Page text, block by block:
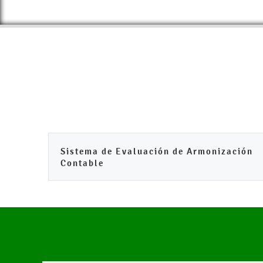
Sistema de Evaluación de Armonización
Contable